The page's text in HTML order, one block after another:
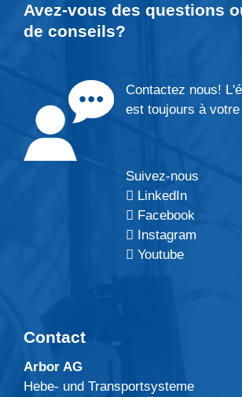
Avez-vous des questions
de conseils?
Contactez nous!
est toujours à
Suivez-nous
LinkedIn
Facebook
Instagram
Youtube
Contact
Arbor AG
Hebe- und Transportsysteme